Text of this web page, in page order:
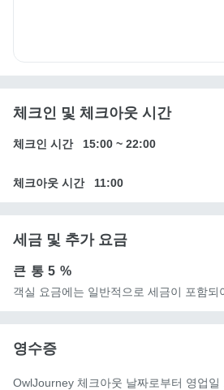
체크인 및 체크아웃 시간
체크인 시간 15:00 ~ 22:00
체크아웃 시간 11:00
세금 및 추가 요금
큰 통5 %
객실 요금에는 일반적으로 세금이 포함되
영수증
OwlJourney 체크아웃 날짜로부터 영업